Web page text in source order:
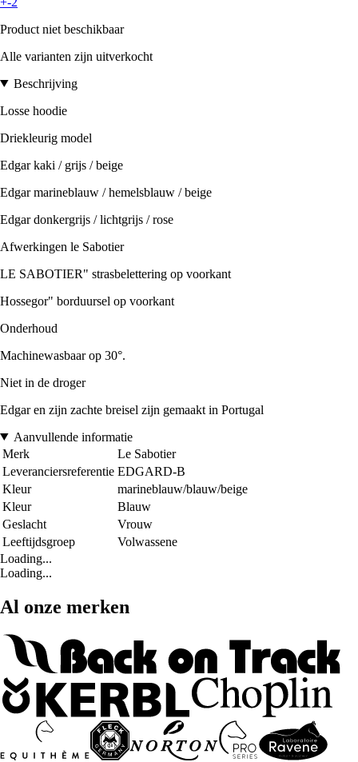
Product niet beschikbaar
Alle varianten zijn uitverkocht
Beschrijving
Losse hoodie
Driekleurig model
Edgar kaki / grijs / beige
Edgar marineblauw / hemelsblauw / beige
Edgar donkergrijs / lichtgrijs / rose
Afwerkingen le Sabotier
LE SABOTIER" strasbelettering op voorkant
Hossegor" borduursel op voorkant
Onderhoud
Machinewasbaar op 30°.
Niet in de droger
Edgar en zijn zachte breisel zijn gemaakt in Portugal
Aanvullende informatie
Merk
Le Sabotier
Leveranciersreferentie EDGARD-B
Kleur
marineblauw/blauw/beige
Kleur
Blauw
Geslacht
Vrouw
Leeftijdsgroep
Volwassene
Loading...
Loading...
Al onze merken